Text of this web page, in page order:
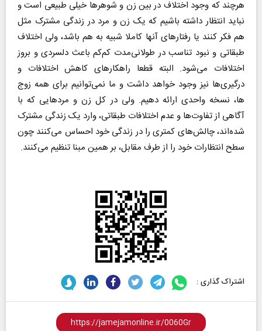
هرچند که وجود اختلاف در بین زن و شوهرها خیلی طبیعی است و
نباید انتظار داشته باشیم که یک زن و مرد در زندگی مشترک مثل
هم فکر کنند یا رفتارهای آنها کاملا شبیه به هم باشد، ولی اختلاف
طبقاتی و نبود تناسب در طولانی‌مدت کم‌کم باعث دلسردی و بروز
اختلافات می‌شود. البته قطعا راهکارهای کاهش اختلافات و
درگیری‌ها نیز وجود خواهد داشت و ما نمی‌توانیم برای همه زوج
ها، نسخه واحدی ارائه دهیم. ولی در کل زن و مردهایی که با
آگاهی از تفاوت‌ها و عدم اختلافات طبقاتی، وارد یک زندگی مشترک
شده‌اند، چالش‌های کمتری را در زندگی خود احساس می‌کنند چون
سطح انتظارات خود را از طرف مقابل، بر همین مبنا تنظیم می‌کنند.
اشتراک گذاری :